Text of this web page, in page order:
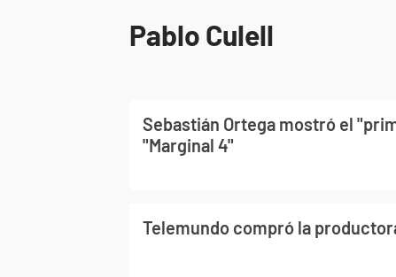
Pablo Culell
Sebastián Ortega mostró el
"Marginal 4"
Telemundo compró la